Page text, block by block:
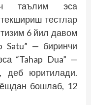
таълим эса
тестлар
6 йил давом
Satu” — биринчи
“Tahap Dua” —
деб юритилади.
бошлаб, 12